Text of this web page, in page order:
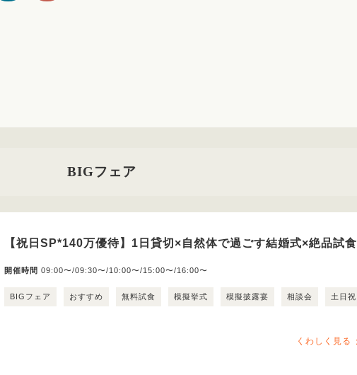
BIGフェア
【祝日SP*140万優待】1日貸切×自然体で過ごす結婚式×絶品試食
開催時間 09:00〜/09:30〜/10:00〜/15:00〜/16:00〜
BIGフェア おすすめ 無料試食 模擬挙式 模擬披露宴 相談会 土日祝
くわしく見る